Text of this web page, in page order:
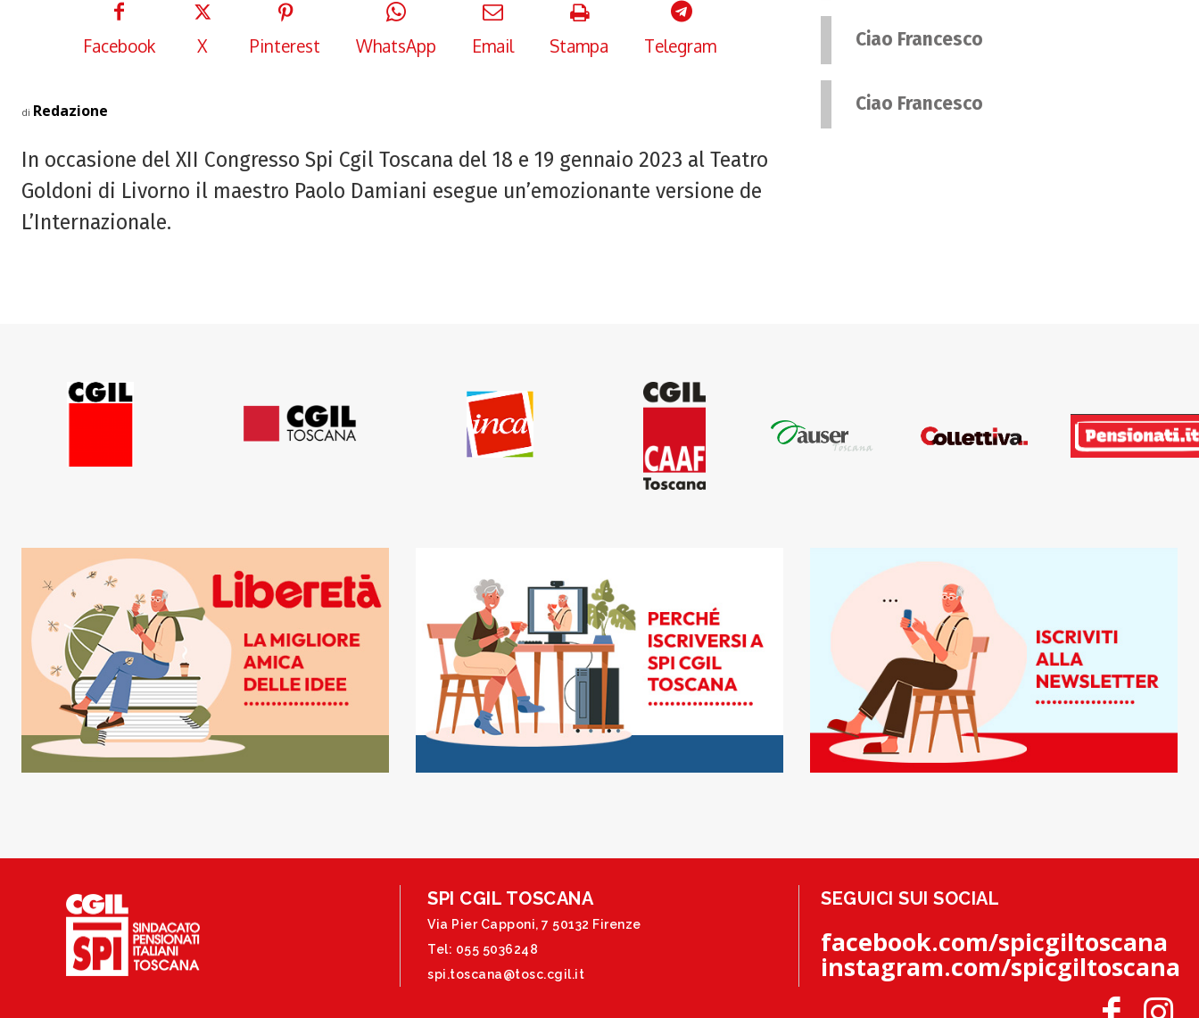
Facebook X Pinterest WhatsApp Email Stampa Telegram
di Redazione
In occasione del XII Congresso Spi Cgil Toscana del 18 e 19 gennaio 2023 al Teatro
Goldoni di Livorno il maestro Paolo Damiani esegue un’emozionante versione de
L’Internazionale.
Ciao Francesco
Ciao Francesco
SPI CGIL TOSCANA
Via Pier Capponi, 7 50132 Firenze
Tel: 055 5036248
spi.toscana@tosc.cgil.it
SEGUICI SUI SOCIAL
facebook.com/spicgiltoscana
instagram.com/spicgiltoscana